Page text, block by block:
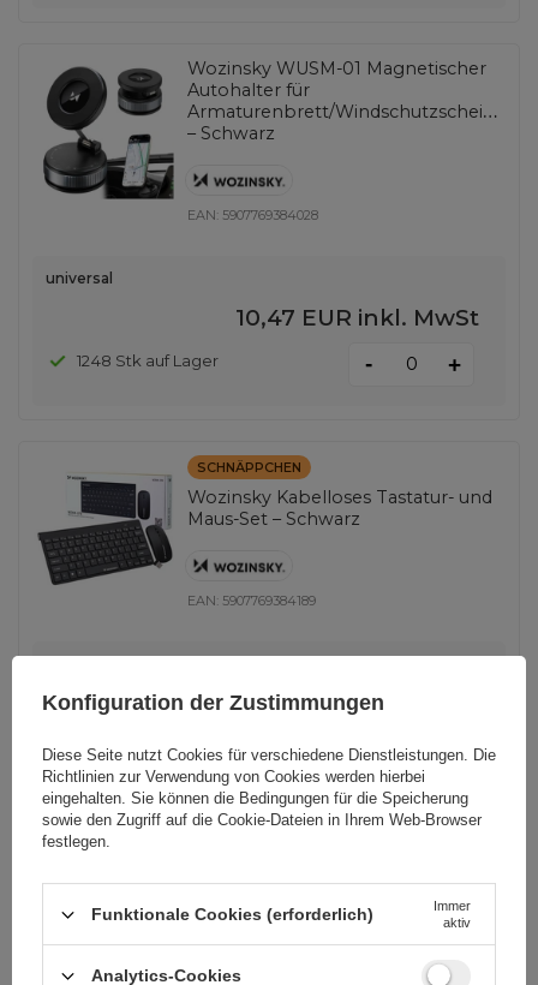
Wozinsky WUSM-01 Magnetischer
Autohalter für
Armaturenbrett/Windschutzscheibe
– Schwarz
EAN: 5907769384028
universal
10,47 EUR inkl. MwSt
1248 Stk auf Lager - +
SCHNÄPPCHEN
Wozinsky Kabelloses Tastatur- und
Maus-Set – Schwarz
EAN: 5907769384189
12,56 EURinkl. MwSt
Normaler Preis:
13,96 EUR -10%
1140 Stk auf Lager - +
Bluetooth-Badezimmerwaage –
Konfiguration der Zustimmungen
Diese Seite nutzt Cookies für verschiedene Dienstleistungen. Die
Richtlinien zur Verwendung von Cookies werden hierbei
eingehalten. Sie können die Bedingungen für die Speicherung
sowie den Zugriff auf die Cookie-Dateien in Ihrem Web-Browser
festlegen.
Funktionale Cookies (erforderlich)
Immer
aktiv
Analytics-Cookies